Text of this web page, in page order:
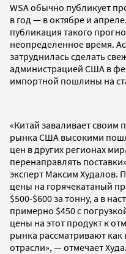
WSA обычно публикует
в год — в октябре и
публикация такого
неопределенное время.
затруднилась сделать
администрацией США в
импортной пошлины на
«Китай заваливает
рынка США высокими
цен в других регионах
перенаправлять
эксперт Максим Худалов.
цены на горячекатаный
$500-$600 за тонну, а в
примерно $450 с
цены на этот продукт к
рынка рассматривают
отрасли», — отмечает